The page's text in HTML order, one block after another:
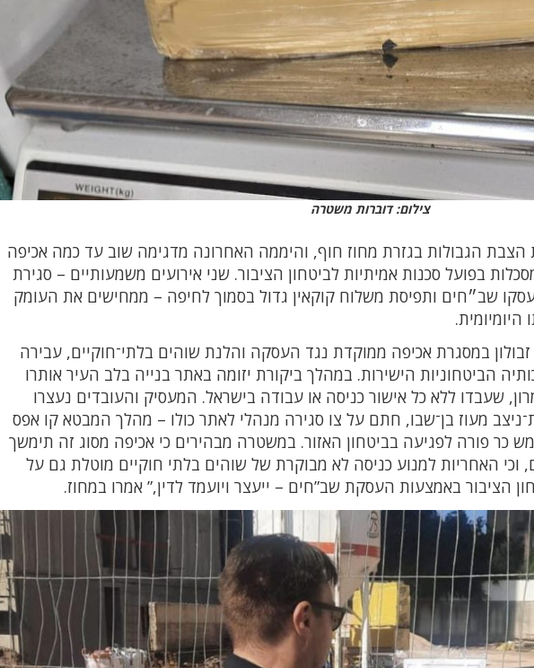
צילום: דוברות משטרה
הגבולות בגזרת מחוז חוף, והיממה האחרונה מדגימה שוב עד כמה אכיפה
בפועל סכנות אמיתיות לביטחון הציבור. שני אירועים משמעותיים – סגירת
שב״חים ותפיסת משלוח קוקאין גדול בסמוך לחיפה – ממחישים את העומק
היומיומית.
במסגרת אכיפה ממוקדת נגד העסקה והלנת שוהים בלתי־חוקיים, עבירה
הביטחוניות הישירות. במהלך ביקורת יזומה באתר בנייה בלב העיר אותרו
שעבדו ללא כל אישור כניסה או עבודה בישראל. המעסיק והעובדים נעצרו
מעוז בן־שבו, חתם על צו סגירה מנהלי לאתר כולו – מהלך המבטא קו אפס
כר פורה לפגיעה בביטחון האזור. במשטרה מבהירים כי אכיפה מסוג זה תימשך
וכי האחריות למנוע כניסה לא מבוקרת של שוהים בלתי חוקיים מוטלת גם על
הציבור באמצעות העסקת שב”חים – ייעצר ויועמד לדין,” אמרו במחוז.